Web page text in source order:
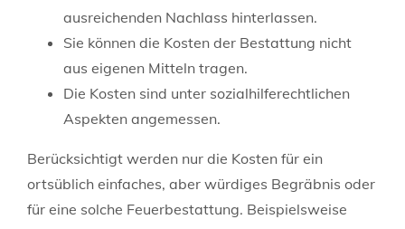
ausreichenden Nachlass hinterlassen.
Sie können die Kosten der Bestattung nicht
aus eigenen Mitteln tragen.
Die Kosten sind unter sozialhilferechtlichen
Aspekten angemessen.
Berücksichtigt werden nur die Kosten für ein
ortsüblich einfaches, aber würdiges Begräbnis oder
für eine solche Feuerbestattung. Beispielsweise